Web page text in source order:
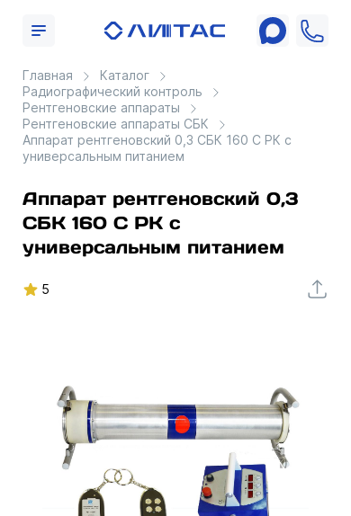
Главная
Каталог
Радиографический контроль
Рентгеновские аппараты
Рентгеновские аппараты СБК
Аппарат рентгеновский 0,3 СБК 160 С РК с
универсальным питанием
Аппарат рентгеновский 0,3
СБК 160 С РК с
универсальным питанием
5